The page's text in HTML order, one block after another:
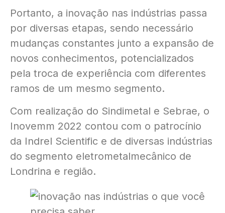
Portanto, a inovação nas indústrias passa
por diversas etapas, sendo necessário
mudanças constantes junto a expansão de
novos conhecimentos, potencializados
pela troca de experiência com diferentes
ramos de um mesmo segmento.
Com realização do Sindimetal e Sebrae, o
Inovemm 2022 contou com o patrocínio
da Indrel Scientific e de diversas indústrias
do segmento eletrometalmecânico de
Londrina e região.